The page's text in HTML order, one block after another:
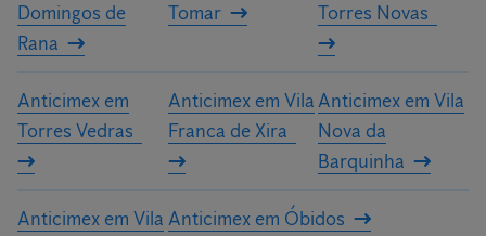
Domingos de
Rana
Tomar
Torres Novas
Anticimex em
Torres Vedras
Anticimex em Vila
Franca de Xira
Anticimex em Vila
Nova da
Barquinha
Anticimex em Vila Anticimex em Óbidos